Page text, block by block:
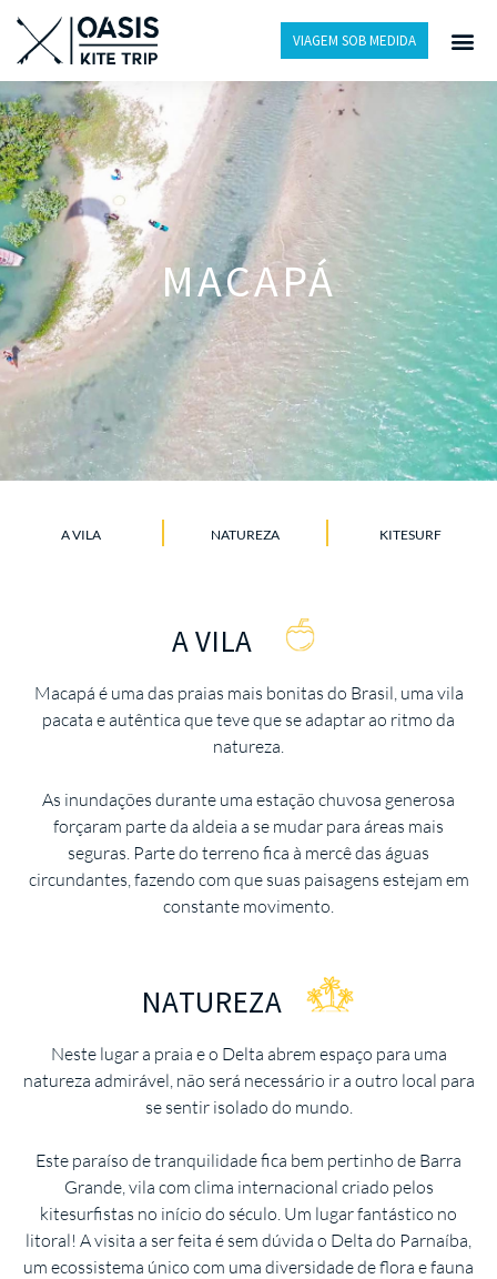
VIAGEM SOB MEDIDA
MACAPÁ
A VILA NATUREZA KITESURF
A VILA
Macapá é uma das praias mais bonitas do Brasil, uma vila
pacata e autêntica que teve que se adaptar ao ritmo da
natureza.
As inundações durante uma estação chuvosa generosa
forçaram parte da aldeia a se mudar para áreas mais
seguras. Parte do terreno fica à mercê das águas
circundantes, fazendo com que suas paisagens estejam em
constante movimento.
NATUREZA
Neste lugar a praia e o Delta abrem espaço para uma
natureza admirável, não será necessário ir a outro local para
se sentir isolado do mundo.
Este paraíso de tranquilidade fica bem pertinho de Barra
Grande, vila com clima internacional criado pelos
kitesurfistas no início do século. Um lugar fantástico no
litoral! A visita a ser feita é sem dúvida o Delta do Parnaíba,
um ecossistema único com uma diversidade de flora e fauna